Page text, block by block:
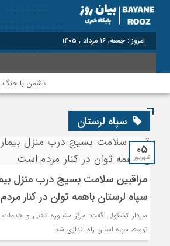
امروز : جمعه, ۱۶ مرداد , ۱۴۰۵
دشمن با جنگ
سپاه لرستان
۰۵
شهریور
مراقبین سلامت بسیج درب منزل
سپاه لرستان باهمه توان در کنار
سردار کشکولی گفت: مرکز مشاوره تلفنی و خدمات
توسط سپاه استان راه اندازی شد.